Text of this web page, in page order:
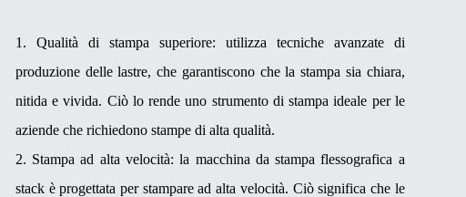
1. Qualità di stampa superiore: utilizza tecniche avanzate di
produzione delle lastre, che garantiscono che la stampa sia chiara,
nitida e vivida. Ciò lo rende uno strumento di stampa ideale per le
aziende che richiedono stampe di alta qualità.
2. Stampa ad alta velocità: la macchina da stampa flessografica a
stack è progettata per stampare ad alta velocità. Ciò significa che le